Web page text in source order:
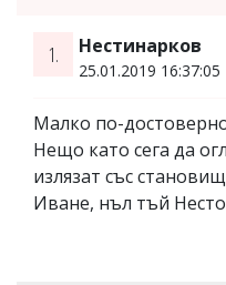
1. Нестинарков
25.01.2019 16:37:05
Малко по-
Нещо като сега да
излязат със
Иване, нъл тъй